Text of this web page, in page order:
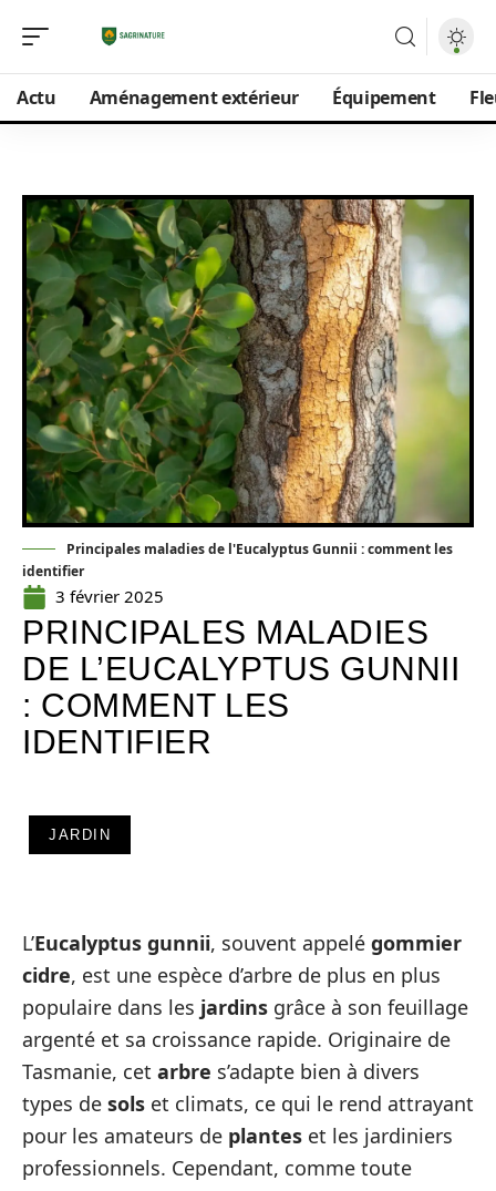
Actu Aménagement extérieur Équipement
Principales maladies de l'Eucalyptus Gunnii : comment les
identifier
3 février 2025
PRINCIPALES MALADIES
DE L’EUCALYPTUS GUNNII
: COMMENT LES
IDENTIFIER
JARDIN
L’Eucalyptus gunnii, souvent appelé gommier
cidre, est une espèce d’arbre de plus en plus
populaire dans les jardins grâce à son feuillage
argenté et sa croissance rapide. Originaire de
Tasmanie, cet arbre s’adapte bien à divers
types de sols et climats, ce qui le rend attrayant
pour les amateurs de plantes et les jardiniers
professionnels. Cependant, comme toute